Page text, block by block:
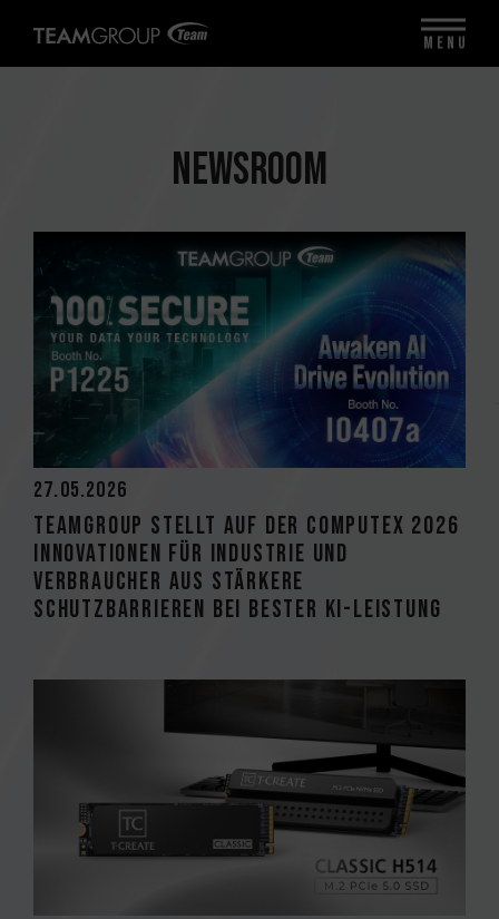
NEWSROOM
27.05.2026
TEAMGROUP stellt auf der COMPUTEX 2026
Innovationen für Industrie und
Verbraucher aus Stärkere
Schutzbarrieren bei bester KI-Leistung
MENU